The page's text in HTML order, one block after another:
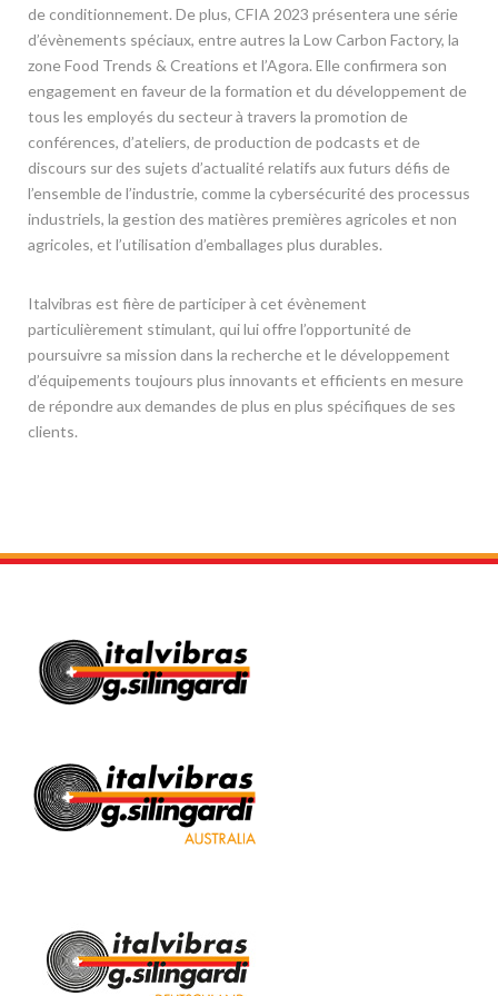
de conditionnement. De plus, CFIA 2023 présentera une série
d’évènements spéciaux, entre autres la Low Carbon Factory, la
zone Food Trends & Creations et l’Agora. Elle confirmera son
engagement en faveur de la formation et du développement de
tous les employés du secteur à travers la promotion de
conférences, d’ateliers, de production de podcasts et de
discours sur des sujets d’actualité relatifs aux futurs défis de
l’ensemble de l’industrie, comme la cybersécurité des processus
industriels, la gestion des matières premières agricoles et non
agricoles, et l’utilisation d’emballages plus durables.
Italvibras est fière de participer à cet évènement
particulièrement stimulant, qui lui offre l’opportunité de
poursuivre sa mission dans la recherche et le développement
d’équipements toujours plus innovants et efficients en mesure
de répondre aux demandes de plus en plus spécifiques de ses
clients.